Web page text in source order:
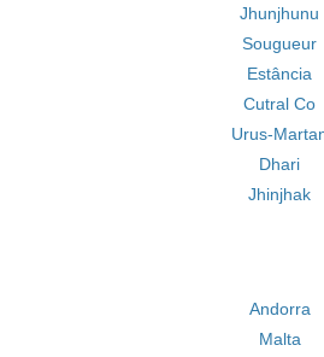
Jhunjhunu
Sougueur
Estância
Cutral Co
Urus-
Dhari
Jhinjhak
Andorra
Malta